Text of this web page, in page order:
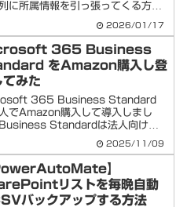
に所属情報を引っ張ってくる方法
＋Excel Onlineでメル
ら所属情報をvlookup的に...
2026/01/17
365 Business
をAmazon購入し登
てみた
365 Business Standard
でAmazon購入して導入しまし
Standardは法人向けで
利用できます！初回登録がAmazon
通...
2025/11/09
】
リストを毎晩自動
バックアップする方法